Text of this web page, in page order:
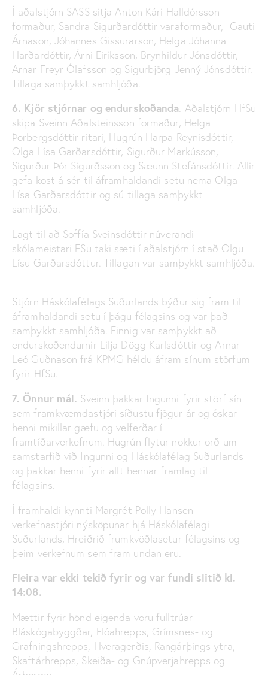
Í aðalstjórn SASS sitja Anton Kári Halldórsson
formaður, Sandra Sigurðardóttir varaformaður, Gauti
Árnason, Jóhannes Gissurarson, Helga Jóhanna
Harðardóttir, Árni Eiríksson, Brynhildur Jónsdóttir,
Arnar Freyr Ólafsson og Sigurbjörg Jenný Jónsdóttir.
Tillaga samþykkt samhljóða.
6. Kjör stjórnar og endurskoðanda Aðalstjórn HfSu
skipa Sveinn Aðalsteinsson formaður, Helga
Þorbergsdóttir ritari, Hugrún Harpa Reynisdóttir,
Olga Lísa Garðarsdóttir, Sigurður Markússon,
Sigurður Þór Sigurðsson og Sæunn Stefánsdóttir. Allir
gefa kost á sér til áframhaldandi setu nema Olga
Lísa Garðarsdóttir og sú tillaga samþykkt
samhljóða.
Lagt til að Soffía Sveinsdóttir núverandi
skólameistari FSu taki sæti í aðalstjórn í stað Olgu
Lísu Garðarsdóttur. Tillagan var samþykkt samhljóða.
Stjórn Háskólafélags Suðurlands býður sig fram til
áframhaldandi setu í þágu félagsins og var það
samþykkt samhljóða. Einnig var samþykkt að
endurskoðendurnir Lilja Dögg Karlsdóttir og Arnar
Leó Guðnason frá KPMG héldu áfram sínum störfum
fyrir HfSu.
7. Önnur mál. Sveinn þakkar Ingunni fyrir störf sín
sem framkvæmdastjóri síðustu fjögur ár og óskar
henni mikillar gæfu og velferðar í
framtíðarverkefnum. Hugrún flytur nokkur orð um
samstarfið við Ingunni og Háskólafélag Suðurlands
og þakkar henni fyrir allt hennar framlag til
félagsins.
Í framhaldi kynnti Margrét Polly Hansen
verkefnastjóri nýsköpunar hjá Háskólafélagi
Suðurlands, Hreiðrið frumkvöðlasetur félagsins og
þeim verkefnum sem fram undan eru.
Fleira var ekki tekið fyrir og var fundi slitið kl.
14:08.
Mættir fyrir hönd eigenda voru fulltrúar
Bláskógabyggðar, Flóahrepps, Grímsnes- og
Grafningshrepps, Hveragerðis, Rangárþings ytra,
Skaftárhrepps, Skeiða- og Gnúpverjahrepps og